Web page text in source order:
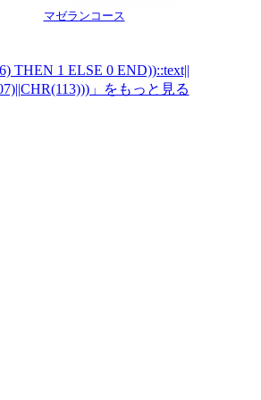
マゼランコース
THEN 1 ELSE 0 END))::text||
」をもっと見る